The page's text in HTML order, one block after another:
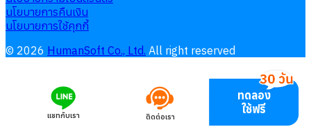
นโยบายการคืนเงิน
นโยบายการใช้คุกกี้
© 2026 HumanSoft Co., Ltd. All right reserved
แชทกับเรา ติดต่อเรา
ทดลอง
ใช้ฟรี